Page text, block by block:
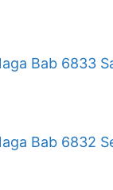
Bab 6833
Bab 6832